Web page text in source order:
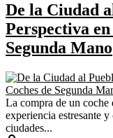
De la Ciudad
Perspectiva
Segunda Mano
La compra de un coche
experiencia estresante
ciudades...